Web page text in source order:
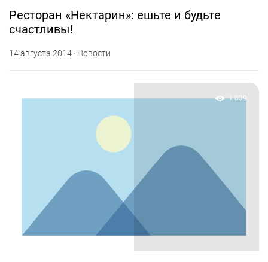
Ресторан «Нектарин»: ешьте и будьте
счастливы!
14 августа 2014 · Новости
1 839